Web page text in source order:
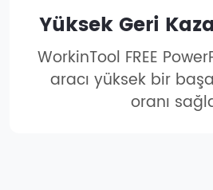
Yüksek Geri
WorkinTool FREE
aracı yüksek bir
oranı